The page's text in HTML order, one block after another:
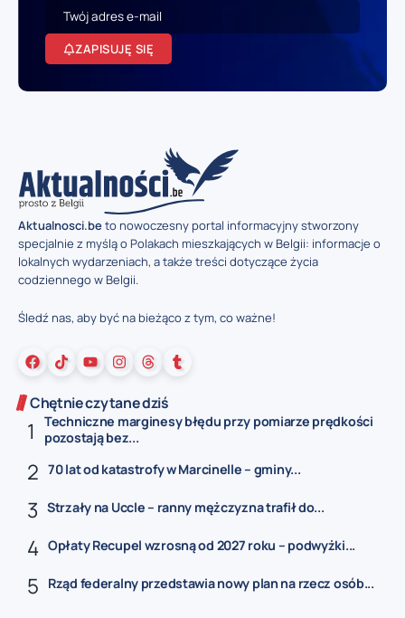
ZAPISUJĘ SIĘ
Aktualnosci.beto nowoczesny portal informacyjny stworzony
specjalnie z myślą o Polakach mieszkających w Belgii: informacje o
lokalnych wydarzeniach, a także treści dotyczące życia
codziennego w Belgii.
Śledź nas, aby być na bieżąco z tym, co ważne!
Chętnie czytane dziś
Techniczne marginesy błędu przy pomiarze prędkości
pozostają bez...
70 lat od katastrofy w Marcinelle – gminy...
Strzały na Uccle – ranny mężczyzna trafił do...
Opłaty Recupel wzrosną od 2027 roku – podwyżki...
Rząd federalny przedstawia nowy plan na rzecz osób...